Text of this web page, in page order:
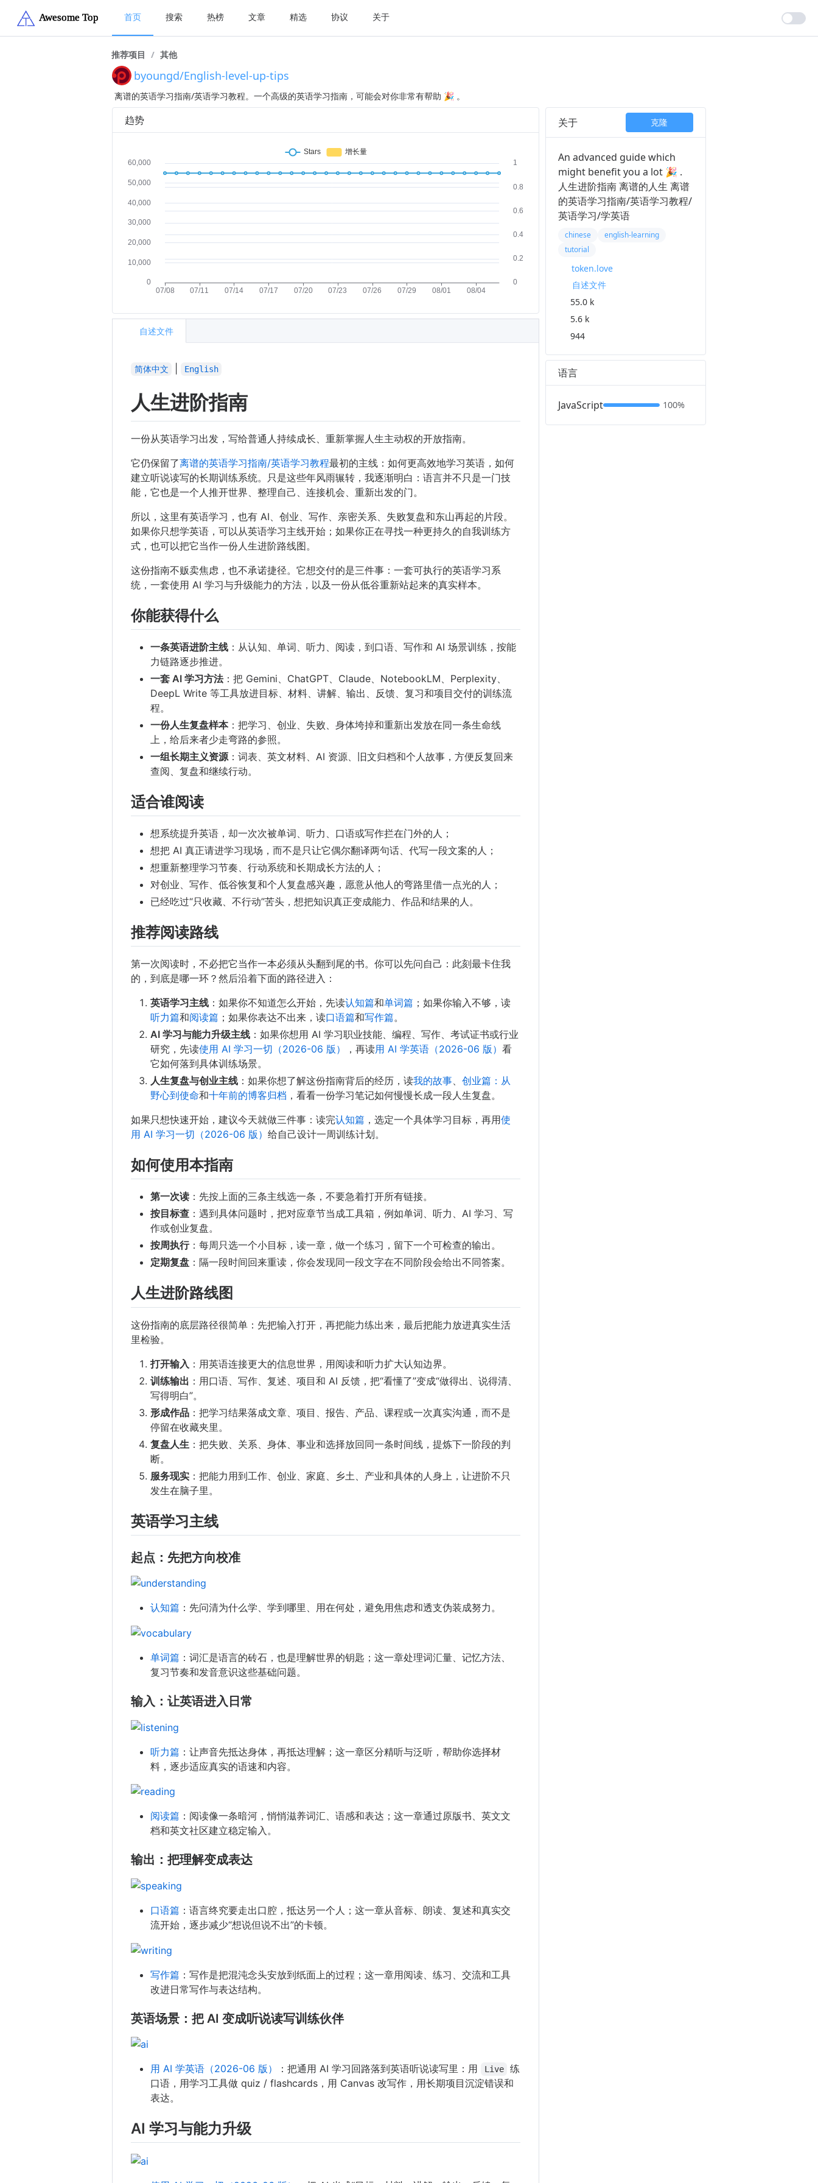
首页 搜索 热榜 文章 精选 协议 关于
推荐项目 / 其他
byoungd/English-level-up-tips
离谱的英语学习指南/英语学习教程。一个高级的英语学习指南，可能会对你非常有帮助 🎉 。
趋势
简体中文 English
人生进阶指南
一份从英语学习出发，写给普通人持续成长、重新掌握人生主动权的开放指南。
它仍保留了离谱的英语学习指南/英语学习教程最初的主线：如何更高效地学习英语，如何
建立听说读写的长期训练系统。只是这些年风雨辗转，我逐渐明白：语言并不只是一门技
能，它也是一个人推开世界、整理自己、连接机会、重新出发的门。
所以，这里有英语学习，也有 AI、创业、写作、亲密关系、失败复盘和东山再起的片段。
如果你只想学英语，可以从英语学习主线开始；如果你正在寻找一种更持久的自我训练方
式，也可以把它当作一份人生进阶路线图。
这份指南不贩卖焦虑，也不承诺捷径。它想交付的是三件事：一套可执行的英语学习系
统，一套使用 AI 学习与升级能力的方法，以及一份从低谷重新站起来的真实样本。
你能获得什么
一条英语进阶主线 ：从认知、单词、听力、阅读，到口语、写作和 AI 场景训练，按能
力链路逐步推进。
一套 AI 学习方法：把 Gemini、ChatGPT、Claude、NotebookLM、Perplexity、
DeepL Write 等工具放进目标、材料、讲解、输出、反馈、复习和项目交付的训练流
程。
一份人生复盘样本：把学习、创业、失败、身体垮掉和重新出发放在同一条生命线
上，给后来者少走弯路的参照。
一组长期主义资源 ：词表、英文材料、AI 资源、旧文归档和个人故事，方便反复回来
查阅、复盘和继续行动。
适合谁阅读
想系统提升英语，却一次次被单词、听力、口语或写作拦在门外的人；
想把 AI 真正请进学习现场，而不是只让它偶尔翻译两句话、代写一段文案的人；
想重新整理学习节奏、行动系统和长期成长方法的人；
对创业、写作、低谷恢复和个人复盘感兴趣，愿意从他人的弯路里借一点光的人；
已经吃过“只收藏、不行动”苦头，想把知识真正变成能力、作品和结果的人。
推荐阅读路线
第一次阅读时，不必把它当作一本必须从头翻到尾的书。你可以先问自己：此刻最卡住我
的，到底是哪一环？然后沿着下面的路径进入：
英语学习主线 ：如果你不知道怎么开始，先读认知篇和单词篇 ；如果你输入不够，读
听力篇和阅读篇 ；如果你表达不出来，读口语篇和写作篇。
AI 学习与能力升级主线 ：如果你想用 AI 学习职业技能、编程、写作、考试证书或行业
研究，先读使用 AI 学习一切（2026-06 版） ，再读用 AI 学英语（2026-06 版）看
它如何落到具体训练场景。
人生复盘与创业主线 ：如果你想了解这份指南背后的经历，读我的故事、创业篇：从
野心到使命和十年前的博客归档 ，看看一份学习笔记如何慢慢长成一段人生复盘。
如果只想快速开始，建议今天就做三件事：读完认知篇 ，选定一个具体学习目标，再用使
用 AI 学习一切（2026-06 版）给自己设计一周训练计划。
如何使用本指南
第一次读 ：先按上面的三条主线选一条，不要急着打开所有链接。
按目标查 ：遇到具体问题时，把对应章节当成工具箱，例如单词、听力、AI 学习、写
作或创业复盘。
按周执行：每周只选一个小目标，读一章，做一个练习，留下一个可检查的输出。
定期复盘 ：隔一段时间回来重读，你会发现同一段文字在不同阶段会给出不同答案。
人生进阶路线图
这份指南的底层路径很简单：先把输入打开，再把能力练出来，最后把能力放进真实生活
里检验。
打开输入 ：用英语连接更大的信息世界，用阅读和听力扩大认知边界。
训练输出 ：用口语、写作、复述、项目和 AI 反馈，把“看懂了”变成“做得出、说得清、
写得明白”。
形成作品 ：把学习结果落成文章、项目、报告、产品、课程或一次真实沟通，而不是
停留在收藏夹里。
复盘人生 ：把失败、关系、身体、事业和选择放回同一条时间线，提炼下一阶段的判
断。
服务现实 ：把能力用到工作、创业、家庭、乡土、产业和具体的人身上，让进阶不只
发生在脑子里。
英语学习主线
起点：先把方向校准
认知篇 ：先问清为什么学、学到哪里、用在何处，避免用焦虑和透支伪装成努力。
单词篇 ：词汇是语言的砖石，也是理解世界的钥匙；这一章处理词汇量、记忆方法、
复习节奏和发音意识这些基础问题。
输入：让英语进入日常
听力篇 ：让声音先抵达身体，再抵达理解；这一章区分精听与泛听，帮助你选择材
料，逐步适应真实的语速和内容。
阅读篇 ：阅读像一条暗河，悄悄滋养词汇、语感和表达；这一章通过原版书、英文文
档和英文社区建立稳定输入。
输出：把理解变成表达
口语篇 ：语言终究要走出口腔，抵达另一个人；这一章从音标、朗读、复述和真实交
流开始，逐步减少“想说但说不出”的卡顿。
写作篇 ：写作是把混沌念头安放到纸面上的过程；这一章用阅读、练习、交流和工具
改进日常写作与表达结构。
英语场景：把 AI 变成听说读写训练伙伴
用 AI 学英语（2026-06 版） ：把通用 AI 学习回路落到英语听说读写里：用 Live
练
口语，用学习工具做 quiz / flashcards，用 Canvas 改写作，用长期项目沉淀错误和
表达。
AI 学习与能力升级
自述文件
关于 克隆
An advanced guide which
might benefit you a lot 🎉 .
人生进阶指南 离谱的人生 离谱
的英语学习指南/英语学习教程/
英语学习/学英语
chinese
english-learning
tutorial
token.love
自述文件
55.0 k
5.6 k
944
语言
JavaScript 100%